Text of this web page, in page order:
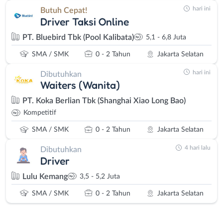
Butuh Cepat!
Driver Taksi Online
PT. Bluebird Tbk (Pool Kalibata) 5,1 - 6,8 Juta
SMA / SMK 0 - 2 Tahun Jakarta Selatan
hari ini
Dibutuhkan
Waiters (Wanita)
PT. Koka Berlian Tbk (Shanghai Xiao Long Bao)
Kompetitif
SMA / SMK 0 - 2 Tahun Jakarta Selatan
hari ini
Dibutuhkan
Driver
Lulu Kemang 3,5 - 5,2 Juta
SMA / SMK 0 - 2 Tahun Jakarta Selatan
4 hari lalu